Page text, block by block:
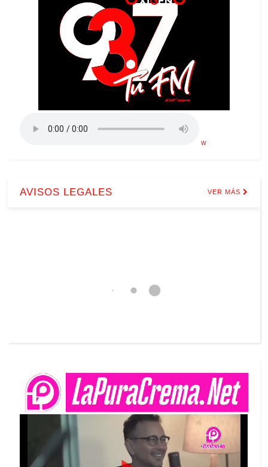
w
AVISOS LEGALES VER MÁS